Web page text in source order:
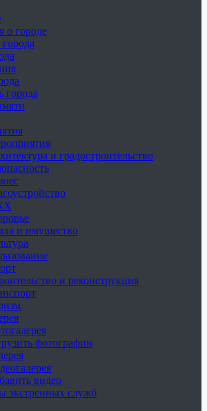
о городе
города
и градостроительство
и имущество
и реконструкция
фотографии
видео
экстренных служб